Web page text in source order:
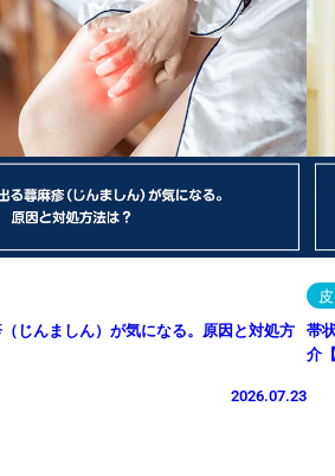
じんましん）が気になる。原因と対処方
2026.07.23
帯
介